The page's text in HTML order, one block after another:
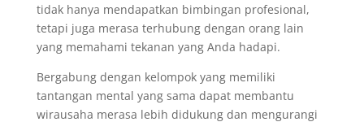
tidak hanya mendapatkan bimbingan profesional,
tetapi juga merasa terhubung dengan orang lain
yang memahami tekanan yang Anda hadapi.
Bergabung dengan kelompok yang memiliki
tantangan mental yang sama dapat membantu
wirausaha merasa lebih didukung dan mengurangi